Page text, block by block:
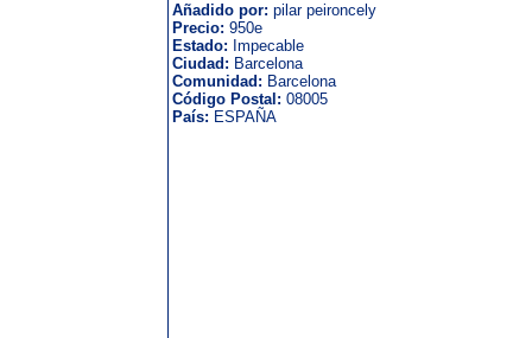
Añadido por: pilar peironcely
Precio: 950e
Estado: Impecable
Ciudad: Barcelona
Comunidad: Barcelona
Código Postal: 08005
País: ESPAÑA